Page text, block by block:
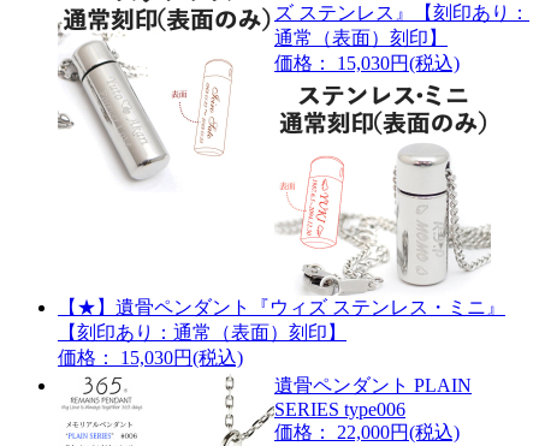
ズ ステンレス』【刻印あり：
通常（表面）刻印】
価格： 15,030円(税込)
【★】遺骨ペンダント『ウィズ ステンレス・ミニ』
【刻印あり：通常（表面）刻印】
価格： 15,030円(税込)
遺骨ペンダント PLAIN
SERIES type006
価格： 22,000円(税込)